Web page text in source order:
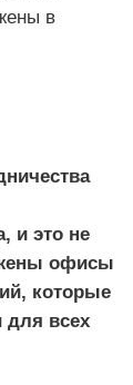
в
и это не
офисы
которые
для всех